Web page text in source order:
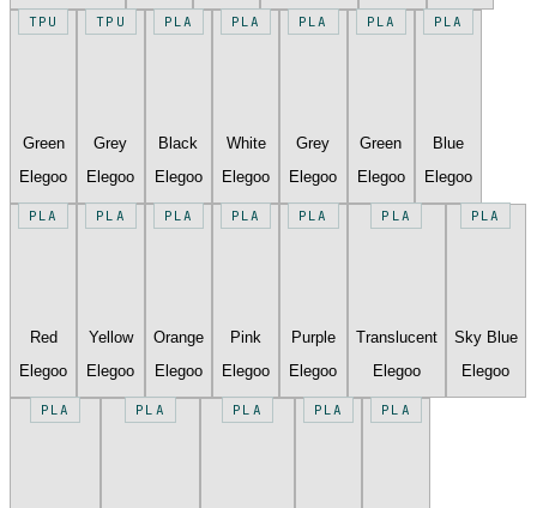
TPU
Green
Elegoo
TPU
Grey
Elegoo
PLA
Black
Elegoo
PLA
White
Elegoo
PLA
Grey
Elegoo
PLA
Green
Elegoo
PLA
Blue
Elegoo
PLA
Red
Elegoo
PLA
Yellow
Elegoo
PLA
Orange
Elegoo
PLA
Pink
Elegoo
PLA
Purple
Elegoo
PLA
Translucent
Elegoo
PLA
Sky Blue
Elegoo
PLA PLA PLA PLA PLA